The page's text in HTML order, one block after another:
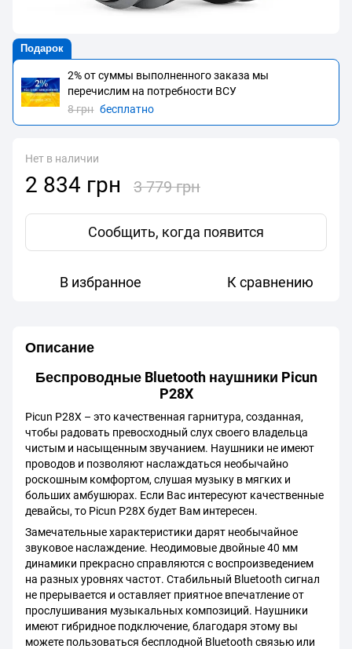
Подарок
2% от суммы выполненного заказа мы
перечислим на потребности BCУ
8 грн бесплатно
Нет в наличии
2 834 грн 3 779 грн
Сообщить, когда появится
В избранное К сравнению
Описание
Беспроводные Bluetooth наушники Picun
P28X
Picun P28X – это качественная гарнитура, созданная,
чтобы радовать превосходный слух своего владельца
чистым и насыщенным звучанием. Наушники не имеют
проводов и позволяют наслаждаться необычайно
роскошным комфортом, слушая музыку в мягких и
больших амбушюрах. Если Вас интересуют качественные
девайсы, то Picun P28X будет Вам интересен.
Замечательные характеристики дарят необычайное
звуковое наслаждение. Неодимовые двойные 40 мм
динамики прекрасно справляются с воспроизведением
на разных уровнях частот. Стабильный Bluetooth сигнал
не прерывается и оставляет приятное впечатление от
прослушивания музыкальных композиций. Наушники
имеют гибридное подключение, благодаря этому вы
можете пользоваться бесплодной Bluetooth связью или